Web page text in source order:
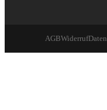
AGBWiderruf